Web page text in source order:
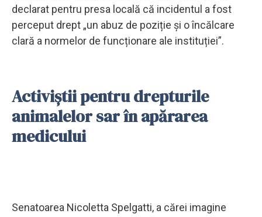
declarat pentru presa locală că incidentul a fost
perceput drept „un abuz de poziție și o încălcare
clară a normelor de funcționare ale instituției”.
Activiștii pentru drepturile
animalelor sar în apărarea
medicului
Senatoarea Nicoletta Spelgatti, a cărei imagine